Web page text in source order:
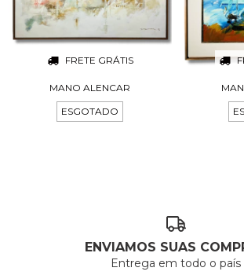
FRETE GRÁTIS
MANO ALENCAR
ESGOTADO
ENVIAMOS SUAS
Entrega em todo o país